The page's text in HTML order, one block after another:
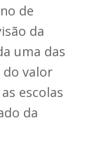
de
da
uma das
do valor
escolas
da